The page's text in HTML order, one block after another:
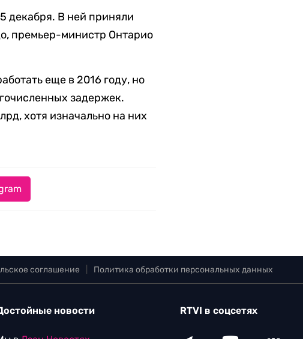
декабря. В ней приняли
премьер-министр Онтарио
еще в 2016 году, но
задержек.
хотя изначально на них
соглашение Политика обработки персональных данных
новости RTVI в соцсетях